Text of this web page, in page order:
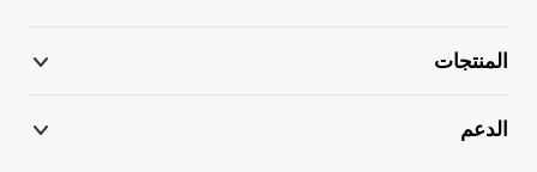
المنتجات
الدعم